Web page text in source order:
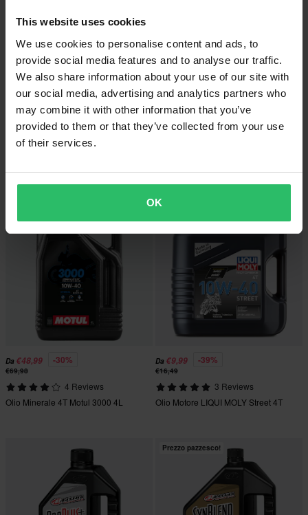
This website uses cookies
We use cookies to personalise content and ads, to
provide social media features and to analyse our traffic.
We also share information about your use of our site with
our social media, advertising and analytics partners who
may combine it with other information that you’ve
provided to them or that they’ve collected from your use
of their services.
OK
€12,54
1 Reviews
Da €15,98 -20%
€19,98
1L
Da €48,99 -30%
€69,98
4 Reviews
Olio Minerale 4T Motul 3000 4L
Da €9,99 -39%
€16,49
3 Reviews
Olio Motore LIQUI MOLY Street 4T
Prezzo pazzesco!